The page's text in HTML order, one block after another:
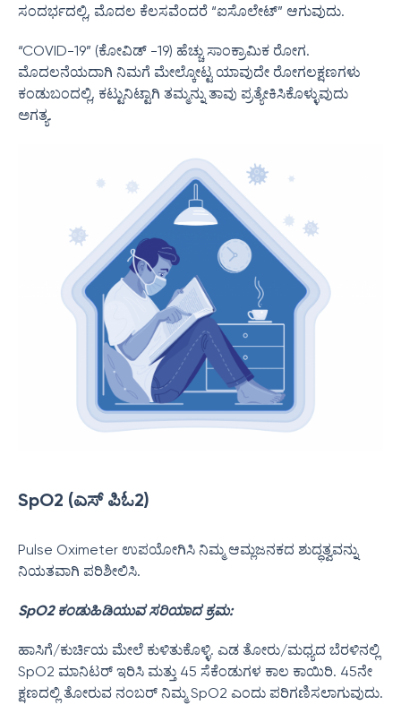
ಸಂದರ್ಭದಲ್ಲಿ, ಮೊದಲ ಕೆಲಸವೆಂದರೆ “ಐಸೊಲೇಟ್” ಆಗುವುದು.
“COVID-19” (ಕೋವಿಡ್ -19) ಹೆಚ್ಚು ಸಾಂಕ್ರಾಮಿಕ ರೋಗ.
ಮೊದಲನೆಯದಾಗಿ ನಿಮಗೆ ಮೇಲ್ಕೋಟ್ಟ ಯಾವುದೇ ರೋಗಲಕ್ಷಣಗಳು
ಕಂಡುಬಂದಲ್ಲಿ, ಕಟ್ಟುನಿಟ್ಟಾಗಿ ತಮ್ಮನ್ನು ತಾವು ಪ್ರತ್ಯೇಕಿಸಿಕೊಳ್ಳುವುದು
ಅಗತ್ಯ.
SpO2 (ಎಸ್ ಪಿಓ2)
Pulse Oximeter ಉಪಯೋಗಿಸಿ ನಿಮ್ಮ ಆಮ್ಲಜನಕದ ಶುದ್ಧತ್ವವನ್ನು
ನಿಯತವಾಗಿ ಪರಿಶೀಲಿಸಿ.
SpO2 ಕಂಡುಹಿಡಿಯುವ ಸರಿಯಾದ ಕ್ರಮ:
ಹಾಸಿಗೆ/ಕುರ್ಚಿಯ ಮೇಲೆ ಕುಳಿತುಕೊಳ್ಳಿ. ಎಡ ತೋರು/ಮಧ್ಯದ ಬೆರಳಿನಲ್ಲಿ
SpO2 ಮಾನಿಟರ್ ಇರಿಸಿ ಮತ್ತು 45 ಸೆಕೆಂಡುಗಳ ಕಾಲ ಕಾಯಿರಿ. 45ನೇ
ಕ್ಷಣದಲ್ಲಿ ತೋರುವ ನಂಬರ್ ನಿಮ್ಮ SpO2 ಎಂದು ಪರಿಗಣಿಸಲಾಗುವುದು.